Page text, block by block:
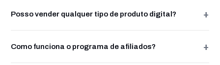
Posso vender qualquer tipo de produto digital? +
termos de uso.
Como funciona o programa de afiliados? +